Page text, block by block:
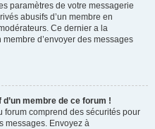
paramètres de votre messagerie
abusifs d’un membre en
Ce dernier a la
d’envoyer des messages
membre de ce forum !
forum comprend des sécurités pour
messages. Envoyez à